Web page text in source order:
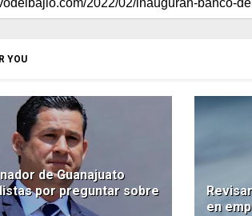
YOU
de Guanajuato
por preguntar sobre
en